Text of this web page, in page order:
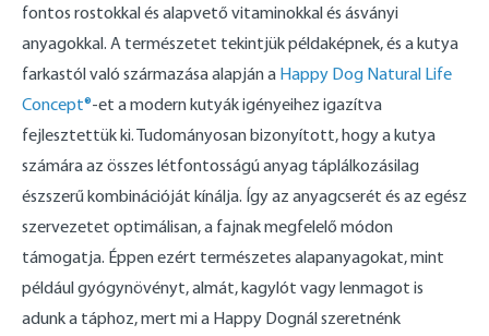
fontos rostokkal és alapvető vitaminokkal és ásványi
anyagokkal. A természetet tekintjük példaképnek, és a kutya
farkastól való származása alapján a Happy Dog Natural Life
Concept®-et a modern kutyák igényeihez igazítva
fejlesztettük ki. Tudományosan bizonyított, hogy a kutya
számára az összes létfontosságú anyag táplálkozásilag
észszerű kombinációját kínálja. Így az anyagcserét és az egész
szervezetet optimálisan, a fajnak megfelelő módon
támogatja. Éppen ezért természetes alapanyagokat, mint
például gyógynövényt, almát, kagylót vagy lenmagot is
adunk a táphoz, mert mi a Happy Dognál szeretnénk